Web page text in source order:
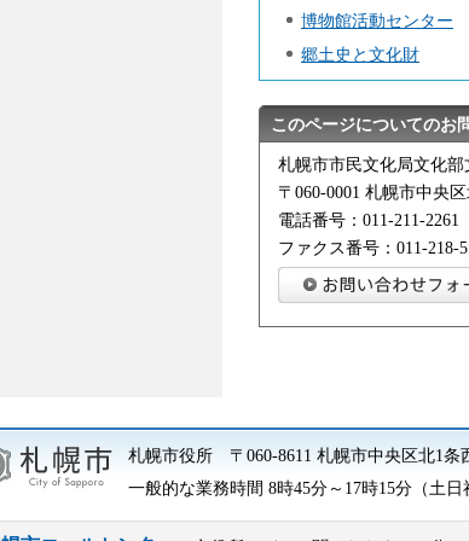
博物館活動センター
郷土史と文化財
このページについてのお
札幌市市民文化局文化部
〒060-0001 札幌市中央
電話番号：011-211-2261
ファクス番号：011-218-
札幌市役所 〒060-8611 札幌市中央区北1
一般的な業務時間 8時45分～17時15分（土